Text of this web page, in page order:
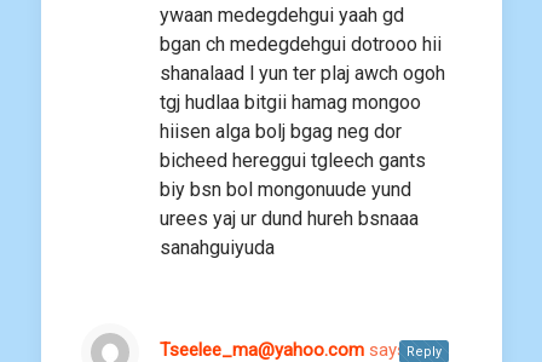
ywaan medegdehgui yaah gd
bgan ch medegdehgui dotrooo hii
shanalaad l yun ter plaj awch ogoh
tgj hudlaa bitgii hamag mongoo
hiisen alga bolj bgag neg dor
bicheed hereggui tgleech gants
biy bsn bol mongonuude yund
urees yaj ur dund hureh bsnaaa
sanahguiyuda
Tseelee_ma@yahoo.com says:Reply